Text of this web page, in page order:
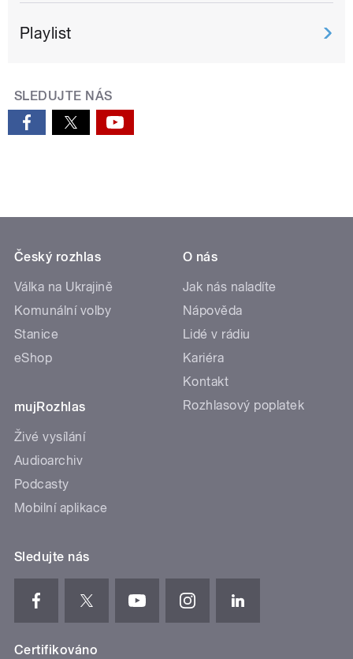
Playlist
SLEDUJTE NÁS
Český rozhlas
Válka na Ukrajině
Komunální volby
Stanice
eShop
mujRozhlas
Živé vysílání
Audioarchiv
Podcasty
Mobilní aplikace
O nás
Jak nás naladíte
Nápověda
Lidé v rádiu
Kariéra
Kontakt
Rozhlasový poplatek
Sledujte nás
Certifikováno